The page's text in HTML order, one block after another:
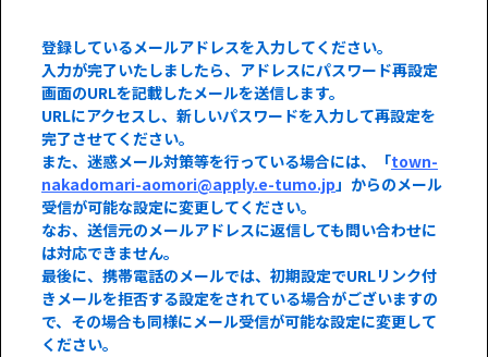
登録しているメールアドレスを入力してください。
入力が完了いたしましたら、アドレスにパスワード再設定
画面のURLを記載したメールを送信します。
URLにアクセスし、新しいパスワードを入力して再設定を
完了させてください。
また、迷惑メール対策等を行っている場合には、「town-
nakadomari-aomori@apply.e-tumo.jp」からのメール
受信が可能な設定に変更してください。
なお、送信元のメールアドレスに返信しても問い合わせに
は対応できません。
最後に、携帯電話のメールでは、初期設定でURLリンク付
きメールを拒否する設定をされている場合がございますの
で、その場合も同様にメール受信が可能な設定に変更して
ください。